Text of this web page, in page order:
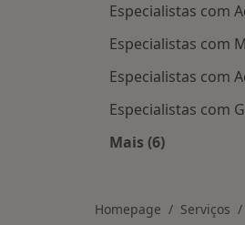
Especialistas com
Especialistas com
Especialistas com
Especialistas com
Mais (6)
Homepage Serviços